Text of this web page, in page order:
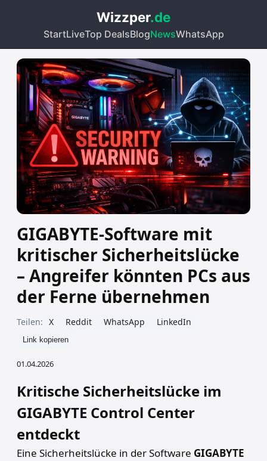
Wizzper.de
StartLiveTop DealsBlogNewsWhatsApp
GIGABYTE-Software mit
kritischer Sicherheitslücke
– Angreifer könnten PCs aus
der Ferne übernehmen
Teilen: X Reddit WhatsApp LinkedIn
Link kopieren
01.04.2026
Kritische Sicherheitslücke im
GIGABYTE Control Center
entdeckt
Eine Sicherheitslücke in der Software GIGABYTE